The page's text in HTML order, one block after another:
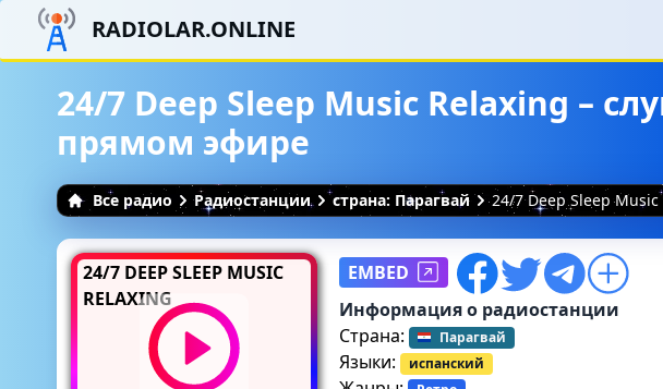
RADIOLAR.ONLINE
24/7 Deep Sleep Music Relaxing –
прямом эфире
Все радио Радиостанции страна: Парагвай 24/7 Deep Sleep Music
24/7 DEEP SLEEP MUSIC
RELAXING
EMBED
Информация о радиостанции
Страна:
Парагвай
Языки: испанский